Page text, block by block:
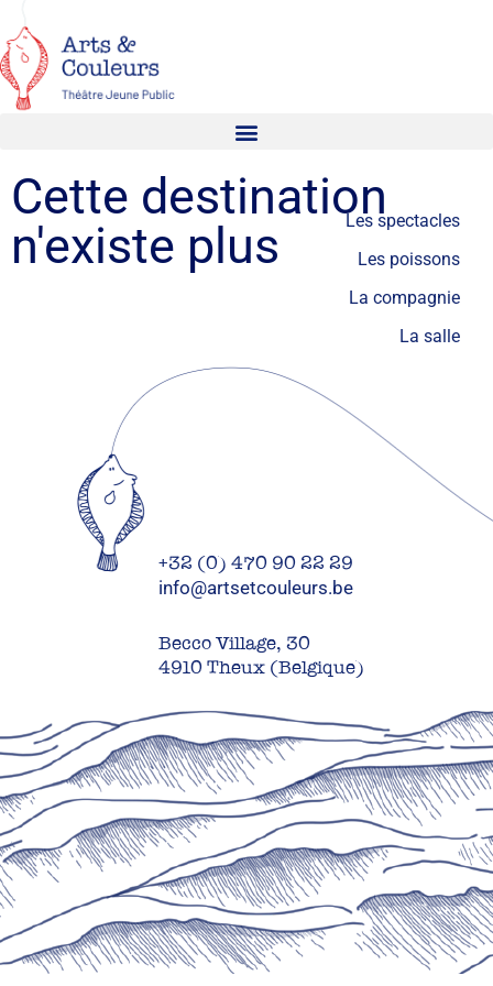
Cette destination
n'existe plus
Les spectacles
Les poissons
La compagnie
La salle
+32 (0) 470 90 22 29
info@artsetcouleurs.be
Becco Village, 30
4910 Theux (Belgique)